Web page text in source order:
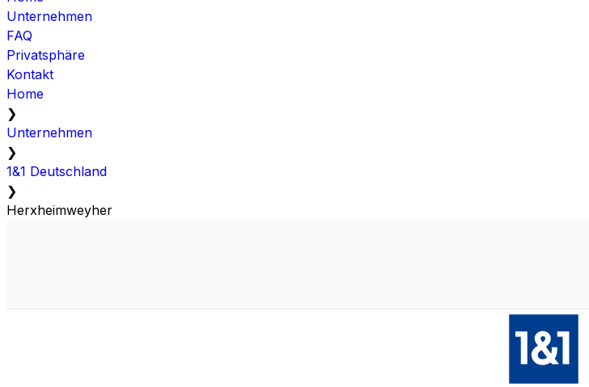
Unternehmen
FAQ
Privatsphäre
Kontakt
Home
❯
Unternehmen
❯
1&1 Deutschland
❯
Herxheimweyher